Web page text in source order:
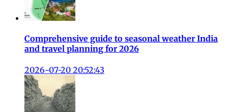
Comprehensive guide to seasonal weather India
and travel planning for 2026
2026-07-20 20:52:43